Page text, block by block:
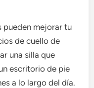
pueden mejorar tu
de cuello de
una silla que
escritorio de pie
a lo largo del día.